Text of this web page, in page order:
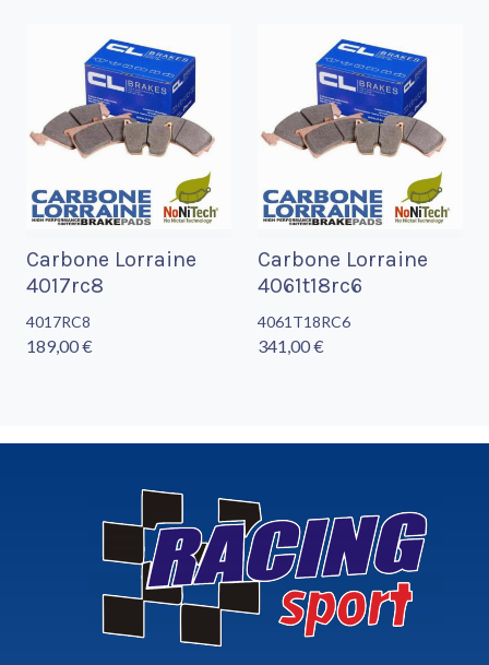
Carbone Lorraine
4017rc8
4017RC8
189,00 €
Carbone Lorraine
4061t18rc6
4061T18RC6
341,00 €